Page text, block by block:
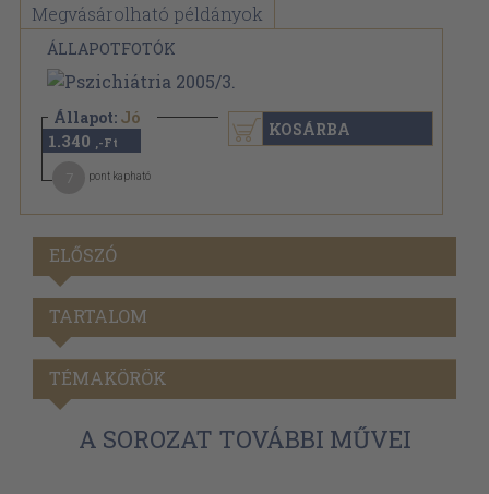
Megvásárolható példányok
ÁLLAPOTFOTÓK
Állapot: Jó
1.340 ,-Ft
pont kapható
KOSÁRBA
ELŐSZÓ
TARTALOM
TÉMAKÖRÖK
A SOROZAT TOVÁBBI MŰVEI